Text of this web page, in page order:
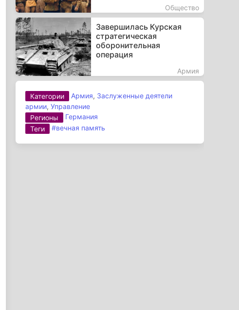
Общество
Завершилась Курская
стратегическая
оборонительная
операция
Армия
Категории Армия, Заслуженные деятели
армии,Управление
Регионы
Германия
Теги
#вечная память